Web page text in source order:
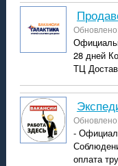
28 дней
ТЦ
-
оплата